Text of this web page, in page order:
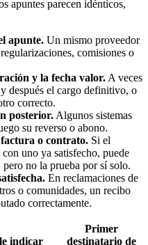
apuntes parecen idénticos,
apunte. Un mismo proveedor
comisiones o
y la fecha valor. A veces
después el cargo definitivo, o
correcto.
posterior. Algunos sistemas
su reverso o abono.
o contrato. Si el
uno ya satisfecho, puede
no la prueba por sí solo.
En reclamaciones de
o comunidades, un recibo
correctamente.
indicar
Primer
destinatario de